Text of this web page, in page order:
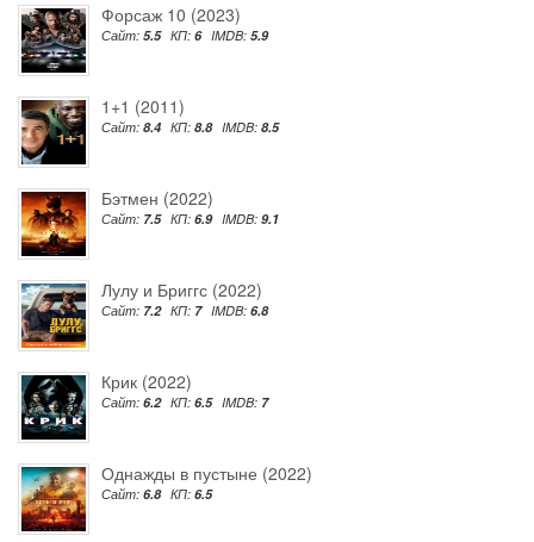
Форсаж 10 (2023)
Сайт: 5.5 КП: 6 IMDB: 5.9
1+1 (2011)
Сайт: 8.4 КП: 8.8 IMDB: 8.5
Бэтмен (2022)
Сайт: 7.5 КП: 6.9 IMDB: 9.1
Лулу и Бриггс (2022)
Сайт: 7.2 КП: 7 IMDB: 6.8
Крик (2022)
Сайт: 6.2 КП: 6.5 IMDB: 7
Однажды в пустыне (2022)
Сайт: 6.8 КП: 6.5